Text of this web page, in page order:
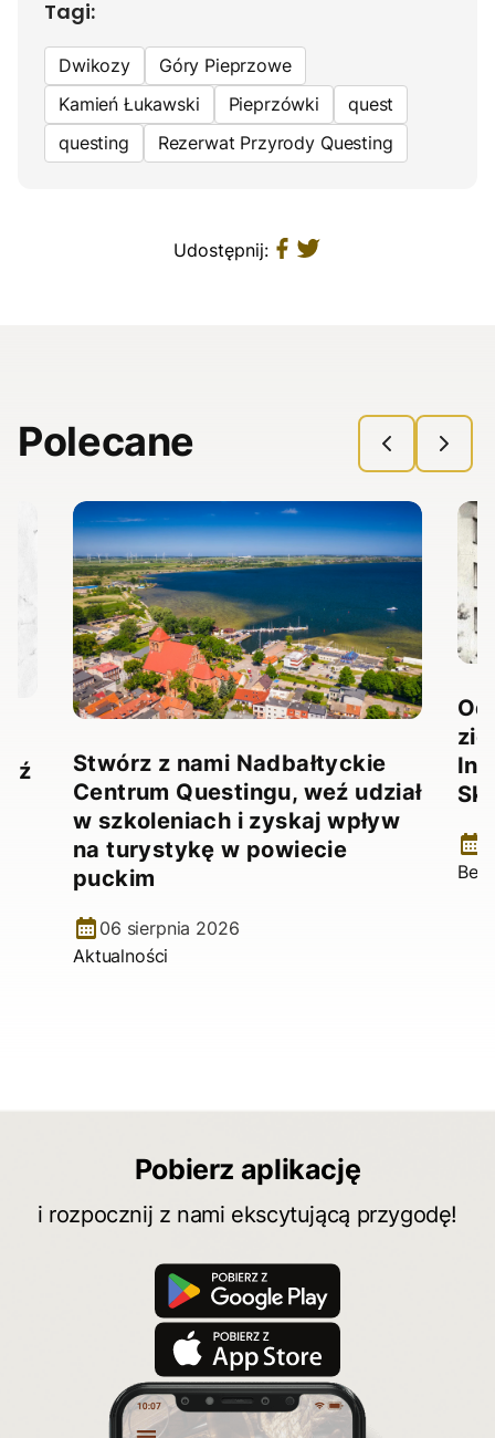
Tagi:
Dwikozy
Góry Pieprzowe
Kamień Łukawski
Pieprzówki
quest
questing
Rezerwat Przyrody Questing
Udostępnij:
Polecane
Stwórz z nami Nadbałtyckie
Centrum Questingu, weź udział
w szkoleniach i zyskaj wpływ
na turystykę w powiecie
puckim
06 sierpnia 2026
Aktualności
Bez
Pobierz aplikację
i rozpocznij z nami ekscytującą przygodę!